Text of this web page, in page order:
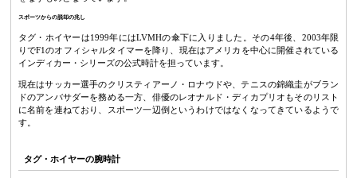
スポーツからの脱却の兆し
タグ・ホイヤーは1999年にはLVMHの傘下に入りました。その4年後、2003年限
りでF1のオフィシャルタイマーを降り、現在はアメリカを中心に開催されている
インディカー・シリーズの公式時計を担っています。
現在はサッカー選手のクリスティアーノ・ロナウドや、テニスの錦織圭がブラン
ドのアンバサダーを務める一方、俳優のレオナルド・ディカプリオもそのリスト
に名前を連ねており、スポーツ一辺倒というわけではなくなってきているようで
す。
タグ・ホイヤーの腕時計